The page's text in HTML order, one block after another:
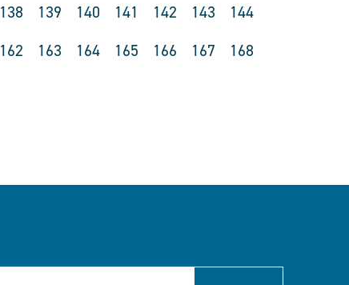
138 139 140 141 142 143
144
162 163 164 165 166 167
168